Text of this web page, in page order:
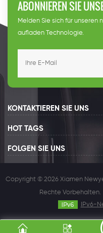
ABONNIEREN SIE
Melden Sie sich für
aufladen Technologie.
KONTAKTIEREN SIE UNS
HOT TAGS
FOLGEN SIE UNS
Copyright © 2026 Xiamen
Rechte Vorbehalten.
IPv6-